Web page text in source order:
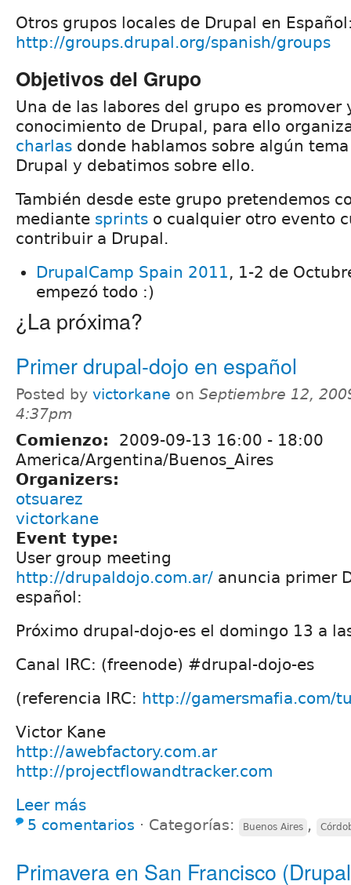
Otros grupos locales de Drupal en
http://groups.drupal.org/spanish/groups
Objetivos del Grupo
Una de las labores del grupo es promover
conocimiento de Drupal, para ello
charlas donde hablamos sobre algún
Drupal y debatimos sobre ello.
También desde este grupo pretendemos
mediante sprints o cualquier otro evento
contribuir a Drupal.
DrupalCamp Spain 2011, 1-2 de
empezó todo :)
¿La próxima?
Primer drupal-dojo en español
Posted by victorkane on Septiembre 12,
4:37pm
Comienzo: 2009-09-13 16:00 - 18:00
America/Argentina/Buenos_Aires
Organizers:
otsuarez
victorkane
Event type:
User group meeting
http://drupaldojo.com.ar/ anuncia primer
español:
Próximo drupal-dojo-es el domingo 13 a
Canal IRC: (freenode) #drupal-dojo-es
(referencia IRC: http://gamersmafia.com/
Victor Kane
http://awebfactory.com.ar
http://projectflowandtracker.com
Leer más
5 comentarios ⋅ Categorías: Buenos Aires ,
Primavera en San Francisco